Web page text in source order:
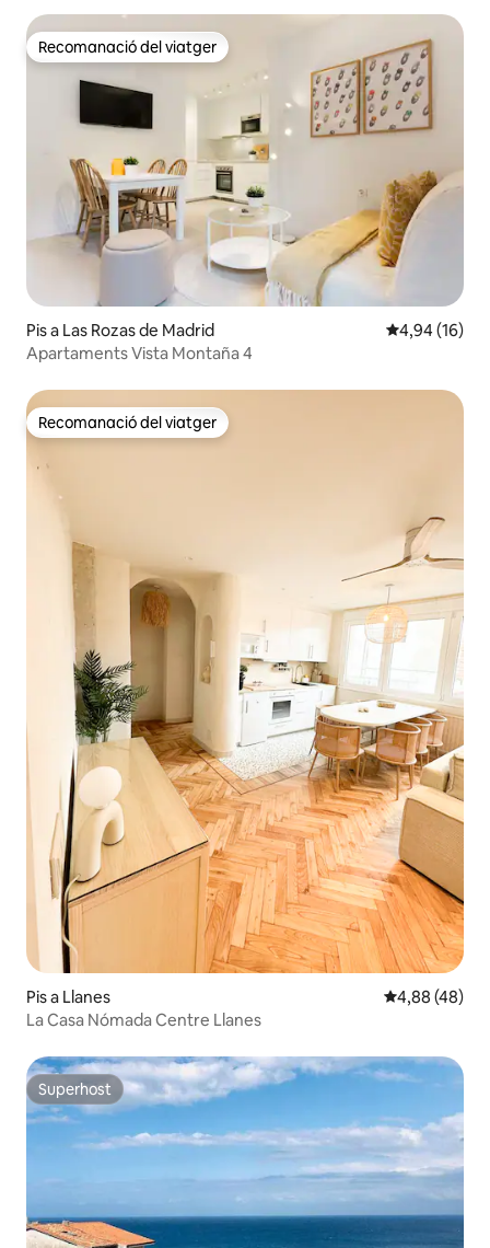
Recomanació del viatger
Recomanació del viatger
Pis a Las Rozas de Madrid 4,94 de
4,94 (16)
Apartaments Vista Montaña 4
Recomanació del viatger
Recomanació del viatger
Pis a Llanes 4,88 de
4,88 (48)
La Casa Nómada Centre Llanes
Superhost
Superhost